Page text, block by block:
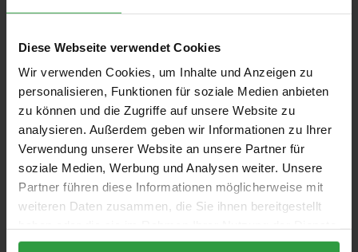
Diese Webseite verwendet Cookies
Wir verwenden Cookies, um Inhalte und Anzeigen zu
personalisieren, Funktionen für soziale Medien anbieten
zu können und die Zugriffe auf unsere Website zu
analysieren. Außerdem geben wir Informationen zu Ihrer
Verwendung unserer Website an unsere Partner für
soziale Medien, Werbung und Analysen weiter. Unsere
Partner führen diese Informationen möglicherweise mit
weiteren Daten zusammen, die Sie ihnen bereitgestellt
gesammelt haben.
KONTAKT
Messezentrum Salzburg GmbH
Mail: bauen-wohnen@mzs.at
Am Messezentrum 1
5020 Salzburg
Österreich
ANSPRECHPARTNER FINDEN